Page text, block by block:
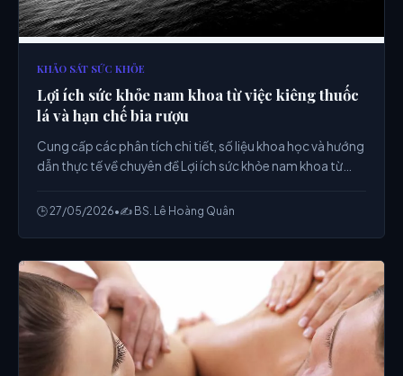
KHẢO SÁT SỨC KHỎE
Lợi ích sức khỏe nam khoa từ việc kiêng thuốc
lá và hạn chế bia rượu
Cung cấp các phân tích chi tiết, số liệu khoa học và hướng
dẫn thực tế về chuyên đề Lợi ích sức khỏe nam khoa từ
🕒 27/05/2026•✍️ BS. Lê Hoàng Quân